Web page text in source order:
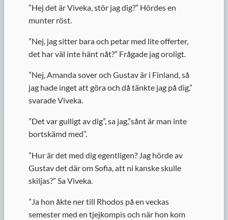
”Hej det är Viveka, stör jag dig?” Hördes en
munter röst.
”Nej, jag sitter bara och petar med lite offerter,
det har väl inte hänt nåt?” Frågade jag oroligt.
”Nej, Amanda sover och Gustav är i Finland, så
jag hade inget att göra och då tänkte jag på dig,”
svarade Viveka.
”Det var gulligt av dig”, sa jag,”sånt är man inte
bortskämd med”.
”Hur är det med dig egentligen? Jag hörde av
Gustav det där om Sofia, att ni kanske skulle
skiljas?” Sa Viveka.
”Ja hon åkte ner till Rhodos på en veckas
semester med en tjejkompis och när hon kom